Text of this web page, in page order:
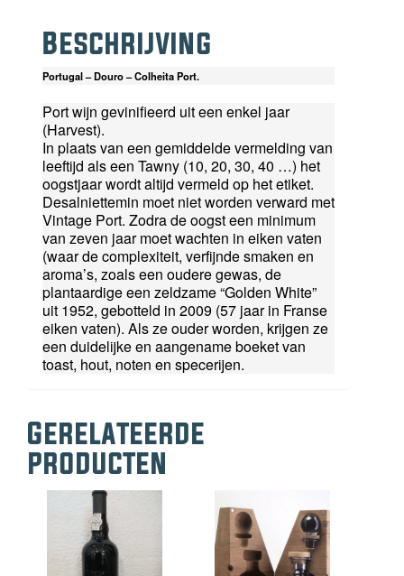
Beschrijving
Portugal – Douro – Colheita Port.
Port wijn gevinifieerd uit een enkel jaar
(Harvest).
In plaats van een gemiddelde vermelding van
leeftijd als een Tawny (10, 20, 30, 40 …) het
oogstjaar wordt altijd vermeld op het etiket.
Desalniettemin moet niet worden verward met
Vintage Port. Zodra de oogst een minimum
van zeven jaar moet wachten in eiken vaten
(waar de complexiteit, verfijnde smaken en
aroma’s, zoals een oudere gewas, de
plantaardige een zeldzame “Golden White”
uit 1952, gebotteld in 2009 (57 jaar in Franse
eiken vaten). Als ze ouder worden, krijgen ze
een duidelijke en aangename boeket van
toast, hout, noten en specerijen.
Gerelateerde
producten